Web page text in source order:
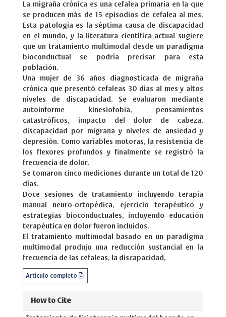
La migraña crónica es una cefalea primaria en la que
se producen más de 15 episodios de cefalea al mes.
Esta patología es la séptima causa de discapacidad
en el mundo, y la literatura científica actual sugiere
que un tratamiento multimodal desde un paradigma
bioconductual se podría precisar para esta
población.
Una mujer de 36 años diagnosticada de migraña
crónica que presentó cefaleas 30 días al mes y altos
niveles de discapacidad. Se evaluaron mediante
autoinforme kinesiofobia, pensamientos
catastróficos, impacto del dolor de cabeza,
discapacidad por migraña y niveles de ansiedad y
depresión. Como variables motoras, la resistencia de
los flexores profundos y finalmente se registró la
frecuencia de dolor.
Se tomaron cinco mediciones durante un total de 120
días.
Doce sesiones de tratamiento incluyendo terapia
manual neuro-ortopédica, ejercicio terapéutico y
estrategias bioconductuales, incluyendo educación
terapéutica en dolor fueron incluidos.
El tratamiento multimodal basado en un paradigma
multimodal produjo una reducción sustancial en la
frecuencia de las cefaleas, la discapacidad,
Artículo completo
How to Cite